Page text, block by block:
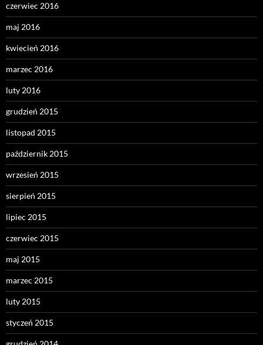
czerwiec 2016
maj 2016
kwiecień 2016
marzec 2016
luty 2016
grudzień 2015
listopad 2015
październik 2015
wrzesień 2015
sierpień 2015
lipiec 2015
czerwiec 2015
maj 2015
marzec 2015
luty 2015
styczeń 2015